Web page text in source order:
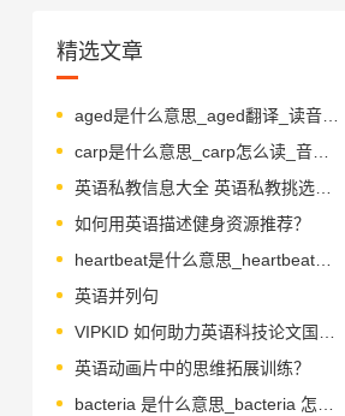
精选文章
aged是什么意思_aged翻译_读音_用法_翻译
carp是什么意思_carp怎么读_音标kɑ-p
英语私教信息大全 英语私教挑选注意事项
如何用英语描述健身资源推荐？
heartbeat是什么意思_heartbeat怎么读_音标ˈhɑ-tbi-t
英语并列句
英语动画片中的思维拓展训练？